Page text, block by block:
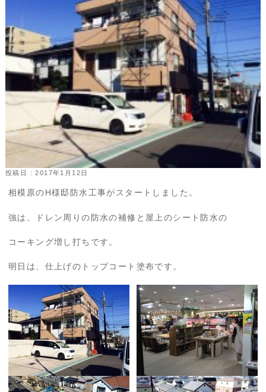
投稿日 : 2017年1月12日
相模原のH様邸防水工事がスタートしました。
強は、ドレン周りの防水の補修と屋上のシート防水の
コーキング増し打ちです。
明日は、仕上げのトップコート塗布です。